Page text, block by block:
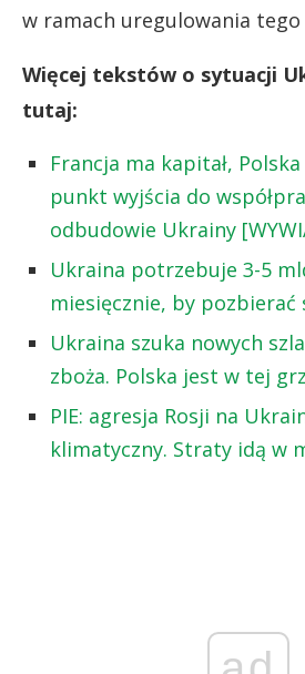
w ramach uregulowania
Więcej tekstów o sytuacji
tutaj:
Francja ma kapitał,
punkt wyjścia do
odbudowie Ukrainy
Ukraina potrzebuje 3-5
miesięcznie, by pozbierać
Ukraina szuka nowych
zboża. Polska jest w tej
PIE: agresja Rosji na
klimatyczny. Straty idą w